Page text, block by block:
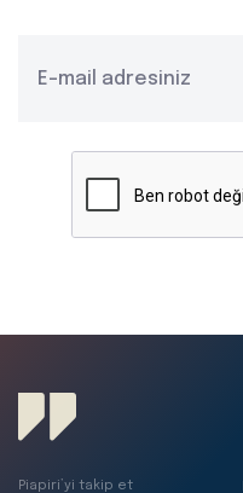
Piapiri’yi takip et